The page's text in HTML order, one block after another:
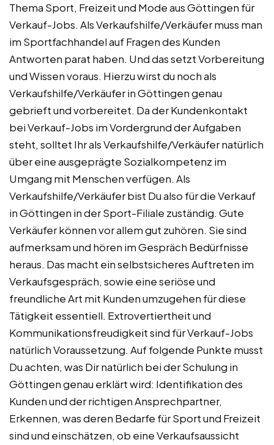
Thema Sport, Freizeit und Mode aus Göttingen für
Verkauf-Jobs. Als Verkaufshilfe/Verkäufer muss man
im Sportfachhandel auf Fragen des Kunden
Antworten parat haben. Und das setzt Vorbereitung
und Wissen voraus. Hierzu wirst du noch als
Verkaufshilfe/Verkäufer in Göttingen genau
gebrieft und vorbereitet. Da der Kundenkontakt
bei Verkauf-Jobs im Vordergrund der Aufgaben
steht, solltet Ihr als Verkaufshilfe/Verkäufer natürlich
über eine ausgeprägte Sozialkompetenz im
Umgang mit Menschen verfügen. Als
Verkaufshilfe/Verkäufer bist Du also für die Verkauf
in Göttingen in der Sport-Filiale zuständig. Gute
Verkäufer können vor allem gut zuhören. Sie sind
aufmerksam und hören im Gespräch Bedürfnisse
heraus. Das macht ein selbstsicheres Auftreten im
Verkaufsgespräch, sowie eine seriöse und
freundliche Art mit Kunden umzugehen für diese
Tätigkeit essentiell. Extrovertiertheit und
Kommunikationsfreudigkeit sind für Verkauf-Jobs
natürlich Voraussetzung. Auf folgende Punkte musst
Du achten, was Dir natürlich bei der Schulung in
Göttingen genau erklärt wird: Identifikation des
Kunden und der richtigen Ansprechpartner,
Erkennen, was deren Bedarfe für Sport und Freizeit
sind und einschätzen, ob eine Verkaufsaussicht